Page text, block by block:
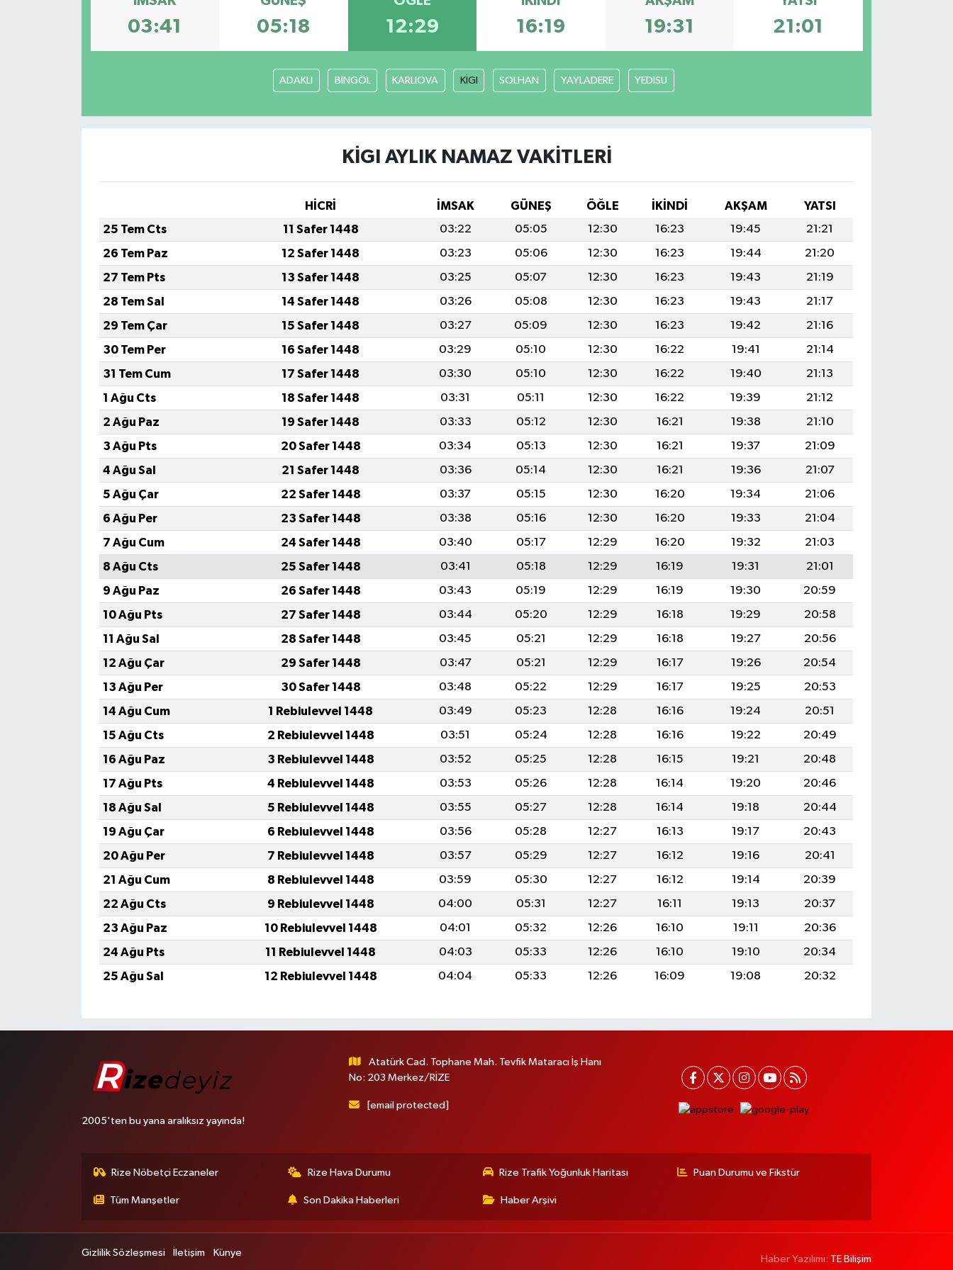
03:41 05:18 12:29 16:19 19:31 21:01
ADAKLI BİNGÖL KARLIOVA KİGI SOLHAN YAYLADERE YEDİSU
KİGI AYLIK NAMAZ VAKITLERI
HİCRİ İMSAK GÜNEŞ ÖĞLE İKINDI AKŞAM
YATSI
25 Tem Cts
11 Safer 1448 03:22 05:05 12:30 16:23 19:45
21:21
26 Tem Paz
12 Safer 1448 03:23 05:06 12:30 16:23 19:44
21:20
27 Tem Pts
13 Safer 1448 03:25 05:07 12:30 16:23 19:43
21:19
28 Tem Sal
14 Safer 1448 03:26 05:08 12:30 16:23 19:43
21:17
29 Tem Çar
15 Safer 1448 03:27 05:09 12:30 16:23 19:42
21:16
30 Tem Per
16 Safer 1448 03:29 05:10 12:30 16:22 19:41
21:14
31 Tem Cum
17 Safer 1448 03:30 05:10 12:30 16:22 19:40
21:13
1 Ağu Cts
18 Safer 1448 03:31 05:11 12:30 16:22 19:39
21:12
2 Ağu Paz
19 Safer 1448 03:33 05:12 12:30 16:21 19:38
21:10
3 Ağu Pts
20 Safer 1448 03:34 05:13 12:30 16:21 19:37
21:09
4 Ağu Sal
21 Safer 1448 03:36 05:14 12:30 16:21 19:36
21:07
5 Ağu Çar
22 Safer 1448 03:37 05:15 12:30 16:20 19:34
21:06
6 Ağu Per
23 Safer 1448 03:38 05:16 12:30 16:20 19:33
21:04
7 Ağu Cum
24 Safer 1448 03:40 05:17 12:29 16:20 19:32
21:03
8 Ağu Cts
25 Safer 1448 03:41 05:18 12:29 16:19 19:31
21:01
9 Ağu Paz
26 Safer 1448 03:43 05:19 12:29 16:19 19:30
20:59
10 Ağu Pts
27 Safer 1448 03:44 05:20 12:29 16:18 19:29
20:58
11 Ağu Sal
28 Safer 1448 03:45 05:21 12:29 16:18 19:27
20:56
12 Ağu Çar
29 Safer 1448 03:47 05:21 12:29 16:17 19:26
20:54
13 Ağu Per
30 Safer 1448 03:48 05:22 12:29 16:17 19:25
20:53
14 Ağu Cum
1 Rebiulevvel 1448 03:49 05:23 12:28 16:16 19:24
20:51
15 Ağu Cts
2 Rebiulevvel 1448 03:51 05:24 12:28 16:16 19:22
20:49
16 Ağu Paz
3 Rebiulevvel 1448 03:52 05:25 12:28 16:15 19:21
20:48
17 Ağu Pts
4 Rebiulevvel 1448 03:53 05:26 12:28 16:14 19:20
20:46
18 Ağu Sal
5 Rebiulevvel 1448 03:55 05:27 12:28 16:14 19:18
20:44
19 Ağu Çar
6 Rebiulevvel 1448 03:56 05:28 12:27 16:13 19:17
20:43
20 Ağu Per
7 Rebiulevvel 1448 03:57 05:29 12:27 16:12 19:16
20:41
21 Ağu Cum
8 Rebiulevvel 1448 03:59 05:30 12:27 16:12 19:14
20:39
22 Ağu Cts
9 Rebiulevvel 1448 04:00 05:31 12:27 16:11 19:13
20:37
23 Ağu Paz
10 Rebiulevvel 1448 04:01 05:32 12:26 16:10 19:11
20:36
24 Ağu Pts
11 Rebiulevvel 1448 04:03 05:33 12:26 16:10 19:10
20:34
25 Ağu Sal
12 Rebiulevvel 1448 04:04 05:33 12:26 16:09 19:08 20:32
2005'ten bu yana aralıksız yayında!
Atatürk Cad. Tophane Mah. Tevfik Mataracı İş Hanı
No: 203 Merkez/RİZE
[email protected]
Rize Nöbetçi Eczaneler Rize Hava Durumu Rize Trafik Yoğunluk Haritası Puan Durumu ve Fikstür
Tüm Manşetler Son Dakika Haberleri Haber Arşivi
Gizlilik Sözleşmesi İletişim Künye
Haber Yazılımı: TE Bilişim